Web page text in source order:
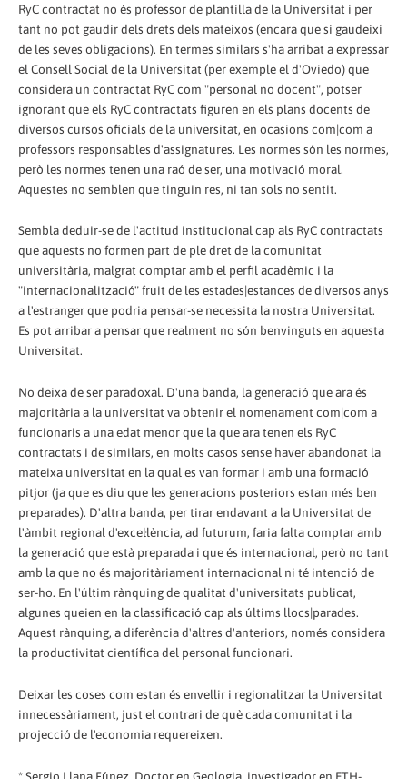
RyC contractat no és professor de plantilla de la Universitat i per
tant no pot gaudir dels drets dels mateixos (encara que si gaudeixi
de les seves obligacions). En termes similars s'ha arribat a expressar
el Consell Social de la Universitat (per exemple el d'Oviedo) que
considera un contractat RyC com "personal no docent", potser
ignorant que els RyC contractats figuren en els plans docents de
diversos cursos oficials de la universitat, en ocasions com|com a
professors responsables d'assignatures. Les normes són les normes,
però les normes tenen una raó de ser, una motivació moral.
Aquestes no semblen que tinguin res, ni tan sols no sentit.
Sembla deduir-se de l'actitud institucional cap als RyC contractats
que aquests no formen part de ple dret de la comunitat
universitària, malgrat comptar amb el perfil acadèmic i la
"internacionalització" fruit de les estades|estances de diversos anys
a l'estranger que podria pensar-se necessita la nostra Universitat.
Es pot arribar a pensar que realment no són benvinguts en aquesta
Universitat.
No deixa de ser paradoxal. D'una banda, la generació que ara és
majoritària a la universitat va obtenir el nomenament com|com a
funcionaris a una edat menor que la que ara tenen els RyC
contractats i de similars, en molts casos sense haver abandonat la
mateixa universitat en la qual es van formar i amb una formació
pitjor (ja que es diu que les generacions posteriors estan més ben
preparades). D'altra banda, per tirar endavant a la Universitat de
l'àmbit regional d'excel·lència, ad futurum, faria falta comptar amb
la generació que està preparada i que és internacional, però no tant
amb la que no és majoritàriament internacional ni té intenció de
ser-ho. En l'últim rànquing de qualitat d'universitats publicat,
algunes queien en la classificació cap als últims llocs|parades.
Aquest rànquing, a diferència d'altres d'anteriors, només considera
la productivitat científica del personal funcionari.
Deixar les coses com estan és envellir i regionalitzar la Universitat
innecessàriament, just el contrari de què cada comunitat i la
projecció de l'economia requereixen.